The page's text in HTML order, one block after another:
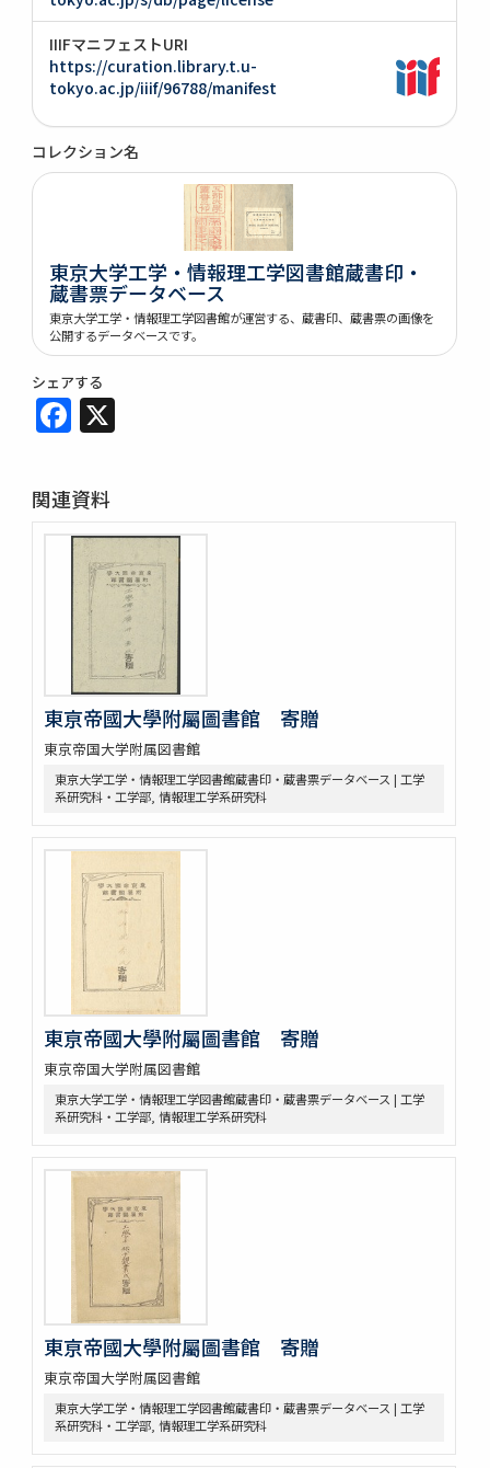
IIIFマニフェストURI
https://curation.library.t.u-
tokyo.ac.jp/iiif/96788/manifest
コレクション名
東京大学工学・情報理工学図書館蔵書印・
蔵書票データベース
東京大学工学・情報理工学図書館が運営する、蔵書印、蔵書票の画像を
公開するデータベースです。
シェアする
Facebook
関連資料
東亰帝國大學附屬圖書館 寄贈
東京帝国大学附属図書館
東京大学工学・情報理工学図書館蔵書印・蔵書票データベース | 工学
系研究科・工学部, 情報理工学系研究科
東亰帝國大學附屬圖書館 寄贈
東京帝国大学附属図書館
東京大学工学・情報理工学図書館蔵書印・蔵書票データベース | 工学
系研究科・工学部, 情報理工学系研究科
東亰帝國大學附屬圖書館 寄贈
東京帝国大学附属図書館
東京大学工学・情報理工学図書館蔵書印・蔵書票データベース | 工学
系研究科・工学部, 情報理工学系研究科